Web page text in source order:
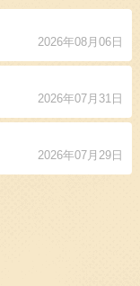
2026年08月06日
2026年07月31日
2026年07月29日